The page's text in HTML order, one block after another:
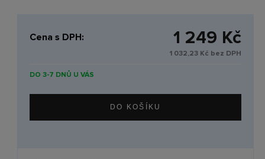
Cena s DPH: 1 249 Kč
1 032,23 Kč bez DPH
DO 3-7 DNŮ U VÁS